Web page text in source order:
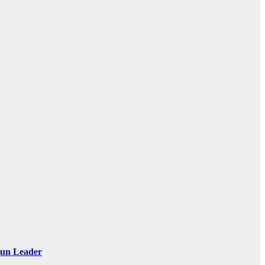
Leader